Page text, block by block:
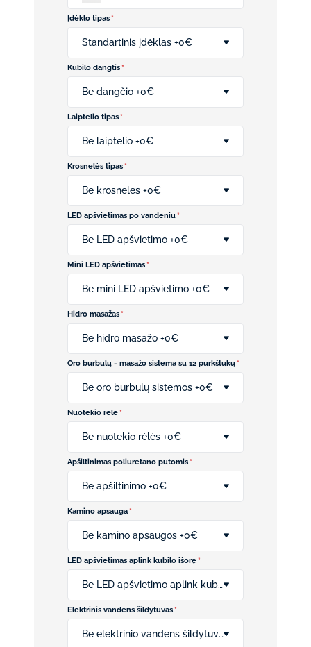
Įdėklo tipas*
Standartinis įdėklas +0€
Kubilo dangtis*
Be dangčio +0€
Laiptelio tipas*
Be laiptelio +0€
Krosnelės tipas*
Be krosnelės +0€
LED apšvietimas po vandeniu*
Be LED apšvietimo +0€
Mini LED apšvietimas*
Be mini LED apšvietimo +0€
Hidro masažas*
Be hidro masažo +0€
Oro burbulų - masažo sistema su 12 purkštukų*
Be oro burbulų sistemos +0€
Nuotekio rėlė*
Be nuotekio rėlės +0€
Apšiltinimas poliuretano putomis*
Be apšiltinimo +0€
Kamino apsauga*
Be kamino apsaugos +0€
LED apšvietimas aplink kubilo išorę*
Be LED apšvietimo aplink kubilo išorę +0€
Elektrinis vandens šildytuvas*
Be elektrinio vandens šildytuvo +0€